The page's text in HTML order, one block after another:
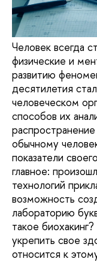
Человек всегда
физические и
развитию
десятилетия
человеческом
способов их
обычному
показатели
главное:
технологий
возможность
лабораторию
такое
укрепить свое
относится к